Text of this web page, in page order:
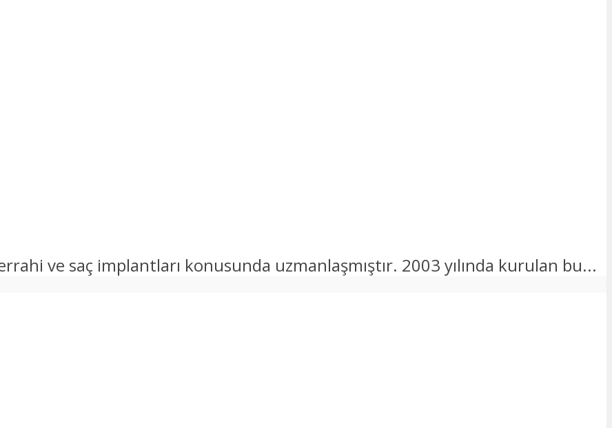
ve saç implantları konusunda uzmanlaşmıştır. 2003 yılında kurulan bu...